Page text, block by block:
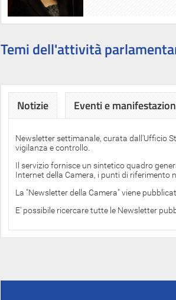
Temi dell'attività
Notizie Eventi e
Newsletter settimanale, curata dall'Ufficio
vigilanza e controllo.
Il servizio fornisce un sintetico quadro
Internet della Camera, i punti di riferimento
La "Newsletter della Camera" viene
E' possibile ricercare tutte le Newsletter